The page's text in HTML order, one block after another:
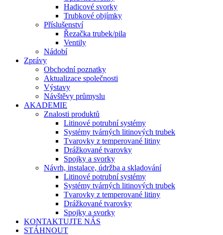
Hadicové svorky
Trubkové objímky
Příslušenství
Řezačka trubek/pila
Ventily
Nádobí
Zprávy
Obchodní poznatky
Aktualizace společnosti
Výstavy
Návštěvy průmyslu
AKADEMIE
Znalosti produktů
Litinové potrubní systémy
Systémy tvárných litinových trubek
Tvarovky z temperované litiny
Drážkované tvarovky
Spojky a svorky
Návrh, instalace, údržba a skladování
Litinové potrubní systémy
Systémy tvárných litinových trubek
Tvarovky z temperované litiny
Drážkované tvarovky
Spojky a svorky
KONTAKTUJTE NÁS
STÁHNOUT